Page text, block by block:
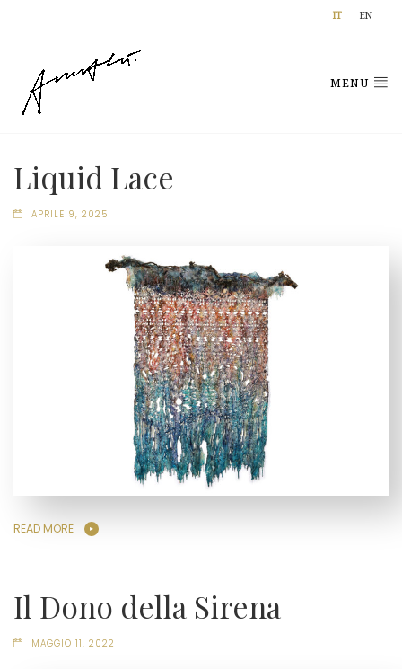
IT EN
MENU
Liquid Lace
APRILE 9, 2025
READ MORE
Il Dono della Sirena
MAGGIO 11, 2022